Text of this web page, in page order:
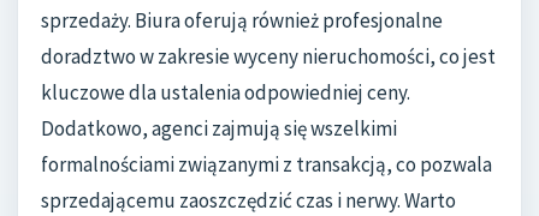
sprzedaży. Biura oferują również profesjonalne
doradztwo w zakresie wyceny nieruchomości, co jest
kluczowe dla ustalenia odpowiedniej ceny.
Dodatkowo, agenci zajmują się wszelkimi
formalnościami związanymi z transakcją, co pozwala
sprzedającemu zaoszczędzić czas i nerwy. Warto